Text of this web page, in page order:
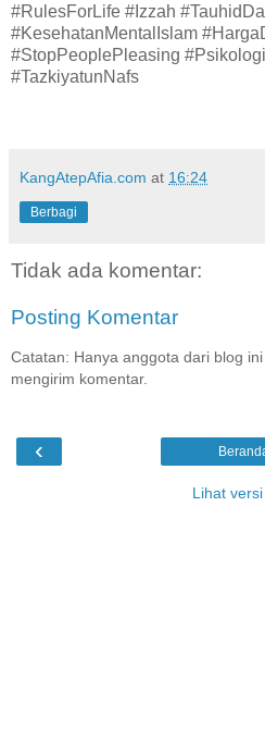
#RulesForLife #Izzah
#KesehatanMentalIslam
#StopPeoplePleasing
#TazkiyatunNafs
KangAtepAfia.com at 16:24
Berbagi
Tidak ada komentar:
Posting Komentar
Catatan: Hanya anggota dari blog
mengirim komentar.
‹
Lihat